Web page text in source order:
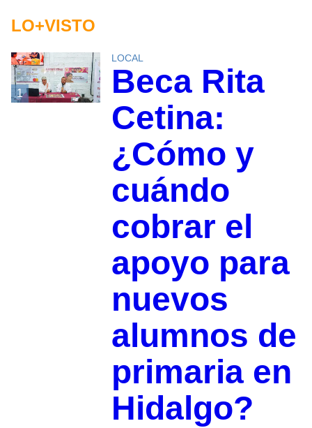
LO+VISTO
1
LOCAL
Beca Rita
Cetina:
¿Cómo y
cuándo
cobrar el
apoyo para
nuevos
alumnos de
primaria en
Hidalgo?